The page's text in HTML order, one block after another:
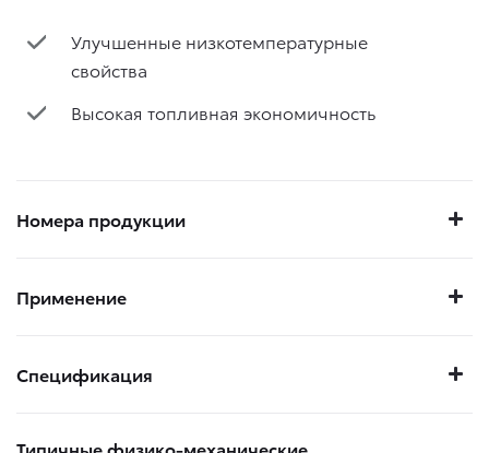
Улучшенные низкотемпературные
свойства
Высокая топливная экономичность
Номера продукции
Применение
Спецификация